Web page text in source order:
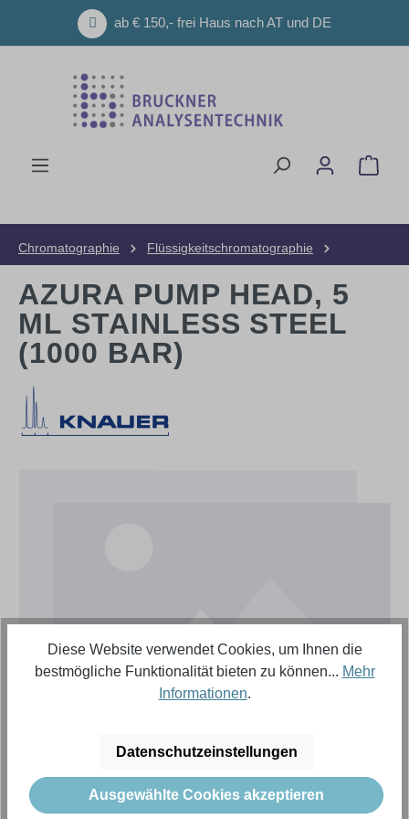
Zum Hauptinhalt springenab € 150,- frei Haus nach AT und DE
Chromatographie
Flüssigkeitschromatographie
AZURA PUMP HEAD, 5
ML STAINLESS STEEL
(1000 BAR)
Regulärer Preis:
6.676,36 €
Diese Website verwendet Cookies, um Ihnen die
bestmögliche Funktionalität bieten zu können... Mehr
Informationen.
Datenschutzeinstellungen
Ausgewählte Cookies akzeptieren